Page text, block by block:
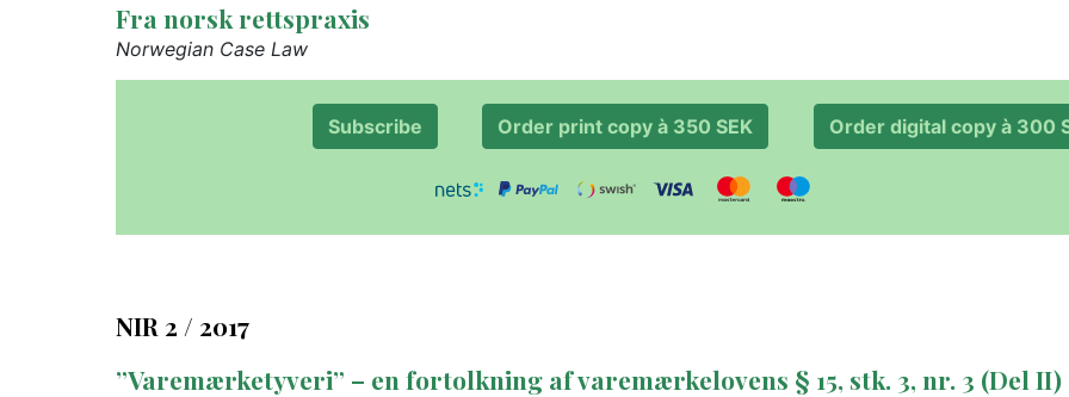
Fra norsk rettspraxis
Norwegian Case Law
Subscribe Order print copy à 350 SEK Order digital copy
NIR 2 / 2017
”Varemærketyveri” – en fortolkning af varemærkelovens § 15, stk. 3, nr. 3 (Del II)